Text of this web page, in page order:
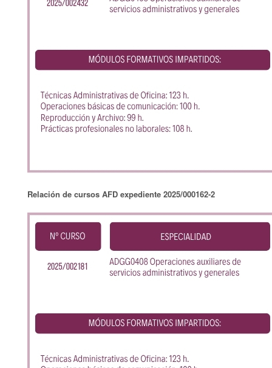
Relación de cursos AFD expediente 2025/000162-2